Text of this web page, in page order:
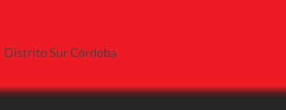
Distrito Sur Córdoba